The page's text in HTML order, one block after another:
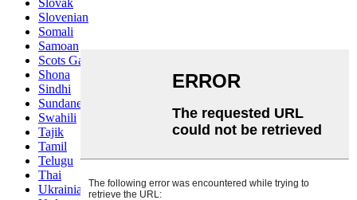
Slovenian
Somali
Samoan
Scots Gaelic
Shona
Sindhi
Sundanese
Swahili
Tajik
Tamil
Telugu
Thai
Ukrainian